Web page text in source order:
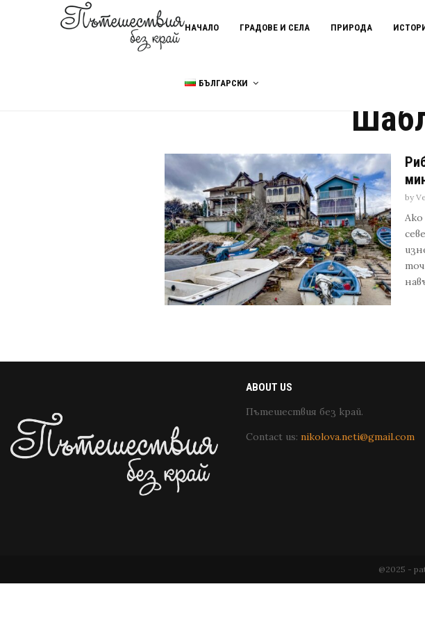
НАЧАЛО ГРАДОВЕ И СЕЛА ПРИРОДА
БЪЛГАРСКИ
Home Шабленски фар
by
ABOUT US
Пътешествия без край.
Contact us: nikolova.neti@gmail.com
@2025 -